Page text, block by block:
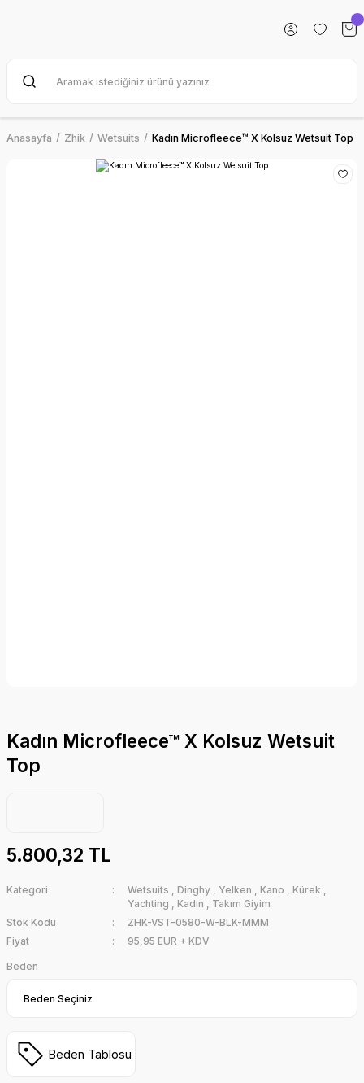
Anasayfa Zhik Wetsuits Kadın Microfleece™ X Kolsuz Wetsuit Top
Kadın Microfleece™ X Kolsuz Wetsuit
Top
5.800,32 TL
Kategori Wetsuits , Dinghy , Yelken , Kano , Kürek ,
Yachting , Kadın , Takım Giyim
Stok Kodu
ZHK-VST-0580-W-BLK-MMM
Fiyat
95,95 EUR + KDV
Beden
Beden Tablosu